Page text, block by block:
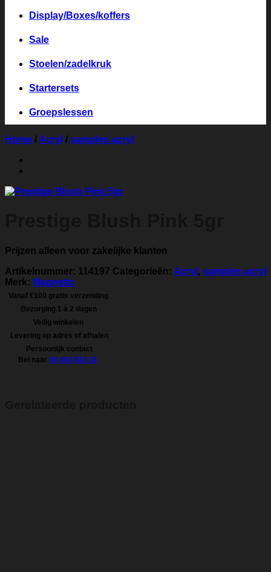
Display/Boxes/koffers
Sale
Stoelen/zadelkruk
Startersets
Groepslessen
Home / Acryl / samples acryl
Prijzen alleen voor zakelijke klanten
Artikelnummer: 114197 Categorieën: Acryl , samples acryl
Merk: Magnetic
Vanaf €100 gratis verzending
Bezorging 1 á 2 dagen
Veilig winkelen
Levering op adres of afhalen
Persoonlijk contact
Bel naar 06 484 024 18